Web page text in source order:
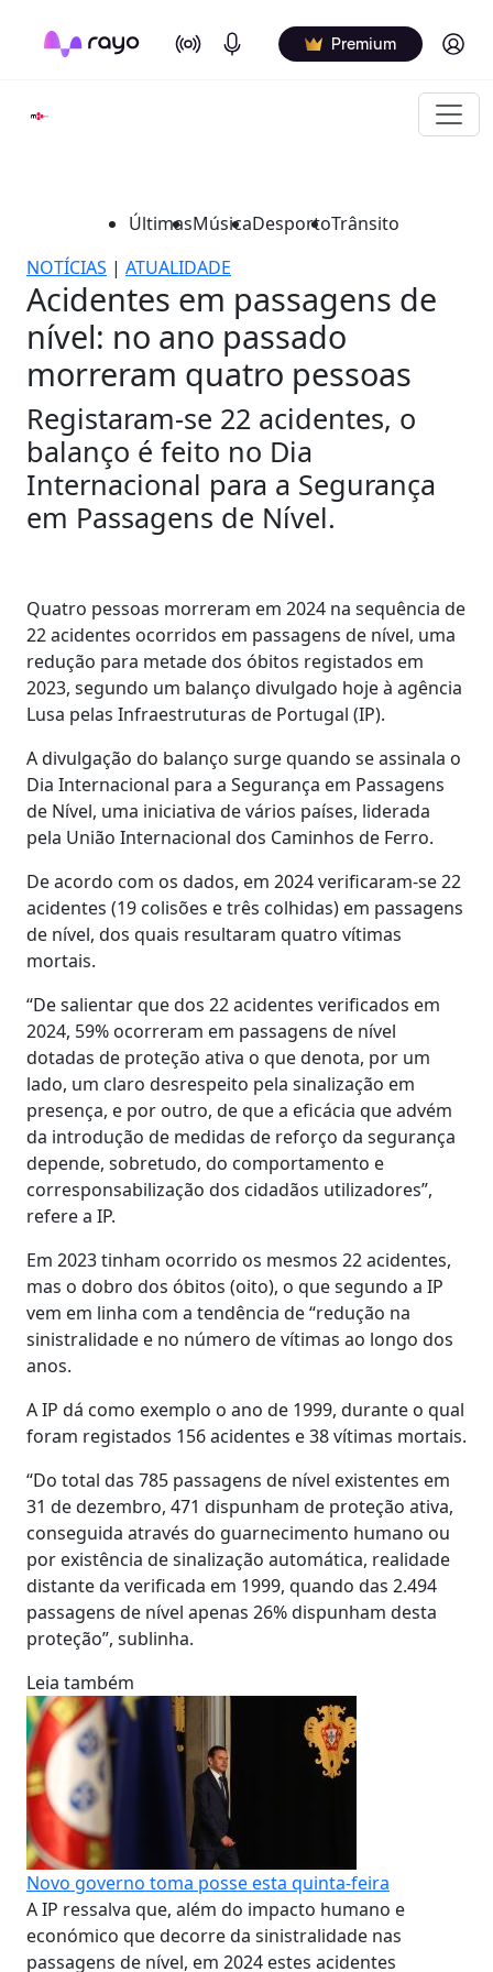
On Air Podcasts Premium Log in
ÚltimasMúsicaDesportoTrânsito
NOTÍCIAS | ATUALIDADE
Acidentes em passagens de
nível: no ano passado
morreram quatro pessoas
Registaram-se 22 acidentes, o
balanço é feito no Dia
Internacional para a Segurança
em Passagens de Nível.
Quatro pessoas morreram em 2024 na sequência de
22 acidentes ocorridos em passagens de nível, uma
redução para metade dos óbitos registados em
2023, segundo um balanço divulgado hoje à agência
Lusa pelas Infraestruturas de Portugal (IP).
A divulgação do balanço surge quando se assinala o
Dia Internacional para a Segurança em Passagens
de Nível, uma iniciativa de vários países, liderada
pela União Internacional dos Caminhos de Ferro.
De acordo com os dados, em 2024 verificaram-se 22
acidentes (19 colisões e três colhidas) em passagens
de nível, dos quais resultaram quatro vítimas
mortais.
“De salientar que dos 22 acidentes verificados em
2024, 59% ocorreram em passagens de nível
dotadas de proteção ativa o que denota, por um
lado, um claro desrespeito pela sinalização em
presença, e por outro, de que a eficácia que advém
da introdução de medidas de reforço da segurança
depende, sobretudo, do comportamento e
corresponsabilização dos cidadãos utilizadores”,
refere a IP.
Em 2023 tinham ocorrido os mesmos 22 acidentes,
mas o dobro dos óbitos (oito), o que segundo a IP
vem em linha com a tendência de “redução na
sinistralidade e no número de vítimas ao longo dos
anos.
A IP dá como exemplo o ano de 1999, durante o qual
foram registados 156 acidentes e 38 vítimas mortais.
“Do total das 785 passagens de nível existentes em
31 de dezembro, 471 dispunham de proteção ativa,
conseguida através do guarnecimento humano ou
por existência de sinalização automática, realidade
distante da verificada em 1999, quando das 2.494
passagens de nível apenas 26% dispunham desta
proteção”, sublinha.
Leia também
Novo governo toma posse esta quinta-feira
A IP ressalva que, além do impacto humano e
económico que decorre da sinistralidade nas
passagens de nível, em 2024 estes acidentes